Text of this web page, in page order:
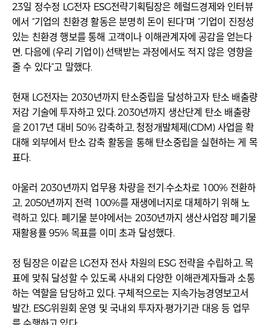
23일 정수정 LG전자 ESG전략기획팀장은 헤럴드경제와 인터뷰
에서 “기업의 친환경 활동은 분명히 돈이 된다”며 “기업이 진정성
있는 친환경 행보를 통해 고객이나 이해관계자에 공감을 얻는다
면, 다음에 (우리 기업이) 선택받는 과정에서도 적지 않은 영향을
줄 수 있다”고 말했다.
현재 LG전자는 2030년까지 탄소중립을 달성하고자 탄소 배출량
저감 기술에 투자하고 있다. 2030년까지 생산단계 탄소 배출량
을 2017년 대비 50% 감축하고, 청정개발체제(CDM) 사업을 확
대해 외부에서 탄소 감축 활동을 통해 탄소중립을 실현하는 게 목
표다.
아울러 2030년까지 업무용 차량을 전기·수소차로 100% 전환하
고, 2050년까지 전력 100%를 재생에너지로 대체하기 위해 노
력하고 있다. 폐기물 분야에서는 2030년까지 생산사업장 폐기물
재활용률 95% 목표를 이미 초과 달성했다.
정 팀장은 이같은 LG전자 전사 차원의 ESG 전략을 수립하고, 목
표에 맞춰 달성할 수 있도록 사내외 다양한 이해관계자들과 소통
하는 역할을 담당하고 있다. 구체적으로는 지속가능경영보고서
발간, ESG위원회 운영 및 국내외 투자자·평가기관 대응 등 업무